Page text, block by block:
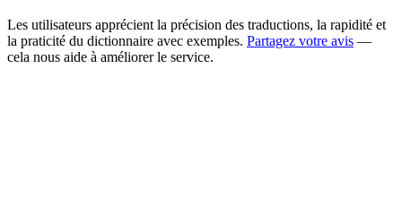
Les utilisateurs apprécient la précision des traductions, la rapidité et
la praticité du dictionnaire avec exemples. Partagez votre avis —
cela nous aide à améliorer le service.